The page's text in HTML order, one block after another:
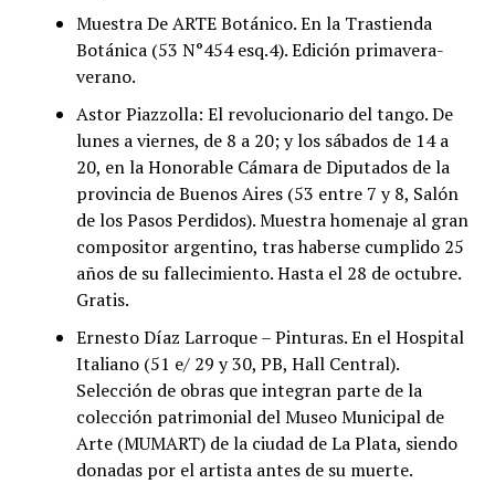
Muestra De ARTE Botánico. En la Trastienda
Botánica (53 N°454 esq.4). Edición primavera-
verano.
Astor Piazzolla: El revolucionario del tango. De
lunes a viernes, de 8 a 20; y los sábados de 14 a
20, en la Honorable Cámara de Diputados de la
provincia de Buenos Aires (53 entre 7 y 8, Salón
de los Pasos Perdidos). Muestra homenaje al gran
compositor argentino, tras haberse cumplido 25
años de su fallecimiento. Hasta el 28 de octubre.
Gratis.
Ernesto Díaz Larroque – Pinturas. En el Hospital
Italiano (51 e/ 29 y 30, PB, Hall Central).
Selección de obras que integran parte de la
colección patrimonial del Museo Municipal de
Arte (MUMART) de la ciudad de La Plata, siendo
donadas por el artista antes de su muerte.